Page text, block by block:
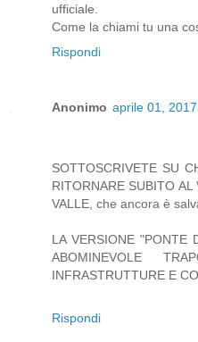
ufficiale.
Come la chiami tu una
Rispondi
Anonimo aprile 01,
SOTTOSCRIVETE SU
RITORNARE SUBITO
VALLE, che ancora è
LA VERSIONE "PONTE
ABOMINEVOLE
INFRASTRUTTURE E
Rispondi